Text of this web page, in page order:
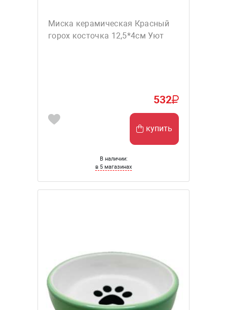
Миска керамическая Красный
горох косточка 12,5*4см Уют
532
купить
В наличии:
в 5 магазинах